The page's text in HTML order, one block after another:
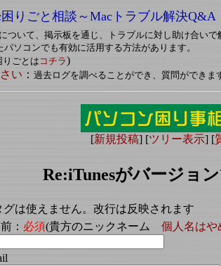
りごと相談～Macトラブル解決Q&A
ついて、掲示板を通じ、トラブルに対し助け合いで
ソコンでも有効に活用する方法があります。
りごとは コチラ)
い ： 過去ログを調べることができ、質問ができま
[新規投稿] [ツリー表示] [
Re:iTunesがバージョ
グは使えません。改行は反映されます
： 必須(貴方のニックネーム 個人名はや